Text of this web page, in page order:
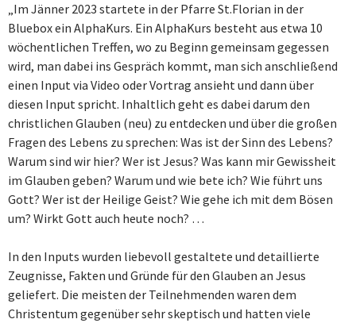
„Im Jänner 2023 startete in der Pfarre St.Florian in der
Bluebox ein AlphaKurs. Ein AlphaKurs besteht aus etwa 10
wöchentlichen Treffen, wo zu Beginn gemeinsam gegessen
wird, man dabei ins Gespräch kommt, man sich anschließend
einen Input via Video oder Vortrag ansieht und dann über
diesen Input spricht. Inhaltlich geht es dabei darum den
christlichen Glauben (neu) zu entdecken und über die großen
Fragen des Lebens zu sprechen: Was ist der Sinn des Lebens?
Warum sind wir hier? Wer ist Jesus? Was kann mir Gewissheit
im Glauben geben? Warum und wie bete ich? Wie führt uns
Gott? Wer ist der Heilige Geist? Wie gehe ich mit dem Bösen
um? Wirkt Gott auch heute noch? …
In den Inputs wurden liebevoll gestaltete und detaillierte
Zeugnisse, Fakten und Gründe für den Glauben an Jesus
geliefert. Die meisten der Teilnehmenden waren dem
Christentum gegenüber sehr skeptisch und hatten viele